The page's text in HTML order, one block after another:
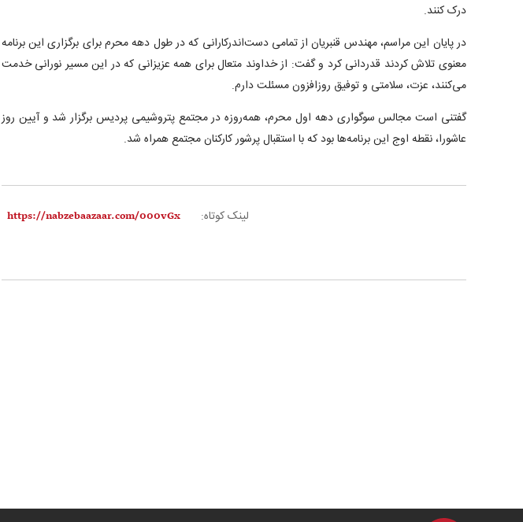
درک کنند.
در پایان این مراسم، مهندس قنبریان از تمامی دست‌اندرکارانی که در طول دهه محرم برای برگزاری این برنامه
معنوی تلاش کردند قدردانی کرد و گفت: از خداوند متعال برای همه عزیزانی که در این مسیر نورانی خدمت
می‌کنند، عزت، سلامتی و توفیق روزافزون مسئلت دارم.
گفتنی است مجالس سوگواری دهه اول محرم، همه‌روزه در مجتمع پتروشیمی پردیس برگزار شد و آیین روز
عاشورا، نقطه اوج این برنامه‌ها بود که با استقبال پرشور کارکنان مجتمع همراه شد.
لینک کوتاه: